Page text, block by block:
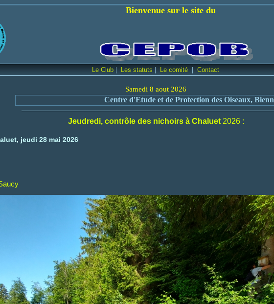
sur le site du
Le Club | Les statuts | Le comité | Contact
Samedi 8 aout 2026
Centre d'Etude et de Protection des Oiseaux, Bienne et environs
Jeudredi, contrôle des nichoirs à Chaluet2026 :
jeudi 28 mai 2026